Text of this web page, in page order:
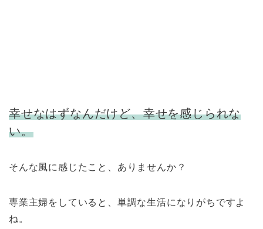
幸せなはずなんだけど、幸せを感じられな
い。
そんな風に感じたこと、ありませんか？
専業主婦をしていると、単調な生活になりがちですよ
ね。